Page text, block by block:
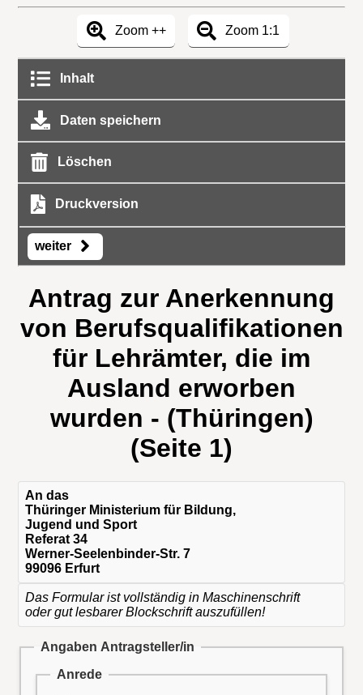
Zoom ++ Zoom 1:1
Inhalt
Daten speichern
Löschen
Druckversion
weiter
Antrag zur Anerkennung
von Berufsqualifikationen
für Lehrämter, die im
Ausland erworben
wurden - (Thüringen)
(Seite 1)
An das
Thüringer Ministerium für Bildung,
Jugend und Sport
Referat 34
Werner-Seelenbinder-Str. 7
99096 Erfurt
Das Formular ist vollständig in Maschinenschrift
oder gut lesbarer Blockschrift auszufüllen!
Angaben Antragsteller/in
Anrede